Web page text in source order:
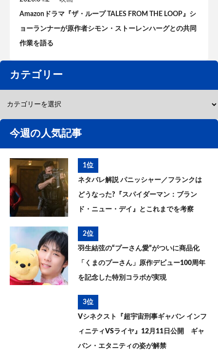
Amazonドラマ『ザ・ループ TALES FROM THE LOOP』シ
ョーランナーが原作者シモン・ストーレンハーグとの共同
作業を語る
カテゴリー
今週の人気記事
1位
ネタバレ解説 パニッシャー／フランクは
どうなった?『スパイダーマン：ブラン
ド・ニュー・デイ』とこれまでを考察
2位
羽生結弦の“プーさん愛”がついに商品化
「くまのプーさん」原作デビュー100周年
を記念した特別コラボが実現
3位
Vシネクスト『超宇宙刑事ギャバン インフ
ィニティVSライヤ』12月11日公開 ギャ
バン・エタニティの姿が解禁